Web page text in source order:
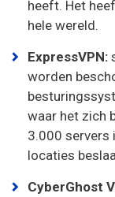
heeft. Het
hele wereld.
ExpressVPN:
worden
waar het zich
3.000 servers
locaties
CyberGhost